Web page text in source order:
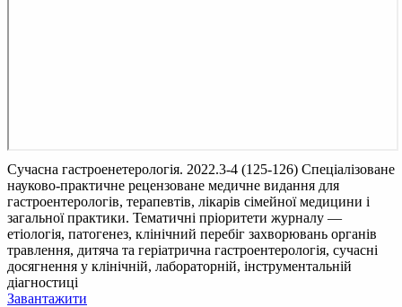
Сучасна гастроенетерологія. 2022.3-4 (125-126) Спеціалізоване
науково-практичне рецензоване медичне видання для
гастроентерологів, терапевтів, лікарів сімейної медицини і
загальної практики. Тематичні пріоритети журналу —
етіологія, патогенез, клінічний перебіг захворювань органів
травлення, дитяча та геріатрична гастроентерологія, сучасні
досягнення у клінічній, лабораторній, інструментальній
діагностиці
Завантажити